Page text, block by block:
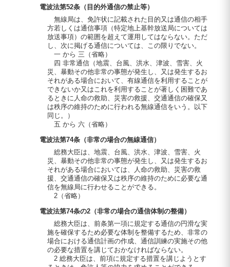
電波法第52条（目的外通信の禁止等）
無線局は、免許状に記載された目的又は通信の相手
方若しくは通信事項（特定地上基幹放送局については
放送事項）の範囲を超えて運用してはならない。ただ
し、次に掲げる通信については、この限りでない。
一 から 三（省略）
四 非常通信（地震、台風、洪水、津波、雪害、火
災、暴動その他非常の事態が発生し、又は発生するお
それがある場合において、有線通信を利用することが
できないか又はこれを利用することが著しく困難であ
るときに人命の救助、災害の救援、交通通信の確保又
は秩序の維持のために行われる無線通信をいう。以下
同じ。）
五 から 六（省略）
電波法第74条（非常の場合の無線通信）
総務大臣は、地震、台風、洪水、津波、雪害、火
災、暴動その他非常の事態が発生し、又は発生するお
それがある場合においては、人命の救助、災害の救
援、交通通信の確保又は秩序の維持のために必要な通
信を無線局に行わせることができる。
2（省略）
電波法第74条の2（非常の場合の通信体制の整備）
総務大臣は、前条第一項に規定する通信の円滑な実
施を確保するため必要な体制を整備するため、非常の
場合における通信計画の作成、通信訓練の実施その他
の必要な措置を講じておかなければならない。
2 総務大臣は、前項に規定する措置を講じようとす